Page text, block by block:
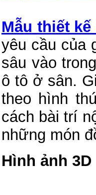
Mẫu thiết
yêu cầu của
sâu vào
ô tô ở sân.
theo hình
cách bài trí
những món
Hình ảnh